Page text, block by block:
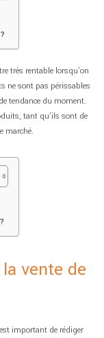
très rentable lorsqu’on
ne sont pas périssables
tendance du moment.
tant qu’ils sont de
marché.
vente de
important de rédiger